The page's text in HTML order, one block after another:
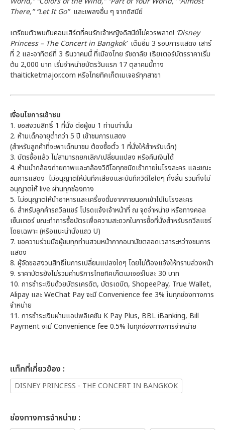
There,” “Let It Go” และเพลงอื่น ๆ จากดิสนีย์
เตรียมตัวพบกับคอนเสิร์ตที่คนรักเจ้าหญิงดิสนีย์ไม่ควรพลาด! ‘Disney
Princess – The Concert in Bangkok’ เต็มอิ่ม 3 รอบการแสดง เสาร์
ที่ 2 และอาทิตย์ที่ 3 ธันวาคมนี้ ที่เมืองไทย รัชดาลัย เธียเตอร์บัตรราคาเริ่ม
ต้น 2,000 บาท เริ่มจำหน่ายบัตรวันแรก 17 ตุลาคมนี้ทาง
thaiticketmajor.com หรือไทยทิคเก็ตเมเจอร์ทุกสาขา
เงื่อนไขการเข้าชม
1. ขอสงวนสิทธิ์ 1 ที่นั่ง ต่อผู้ชม 1 ท่านเท่านั้น
2. ห้ามเด็กอายุต่ำกว่า 5 ปี เข้าชมการแสดง
(สำหรับลูกค้าที่จะพาเด็กมาชม ต้องซื้อตั๋ว 1 ที่นั่งให้สำหรับเด็ก)
3. บัตรซื้อแล้ว ไม่สามารถยกเลิก/เปลี่ยนแปลง หรือคืนเงินได้
4. ห้ามนำกล้องถ่ายภาพและกล้องวิดีโอทุกชนิดเข้าภายในโรงละคร และขณะ
ชมการแสดง ไม่อนุญาตให้บันทึกเสียงและบันทึกวิดีโอใดๆ ทั้งสิ้น รวมทั้งไม่
อนุญาตให้ live ผ่านทุกช่องทาง
5. ไม่อนุญาตให้นำอาหารและเครื่องดื่มจากภายนอกเข้าไปในโรงละคร
6. สำหรับลูกค้ารถวีลแชร์ โปรดแจ้งเจ้าหน้าที่ ณ จุดจำหน่าย หรือทางคอล
เซ็นเตอร์ ขณะทำการซื้อบัตรเพื่อความสะดวกในการซื้อที่นั่งสำหรับรถวีลแชร์
โดยเฉพาะ (หรือแนะนำนั่งแถว U)
7. ขอความร่วมมือผู้ชมทุกท่านสวมหน้ากากอนามัยตลอดเวลาระหว่างชมการ
แสดง
8. ผู้จัดขอสงวนสิทธิ์ในการเปลี่ยนแปลงใดๆ โดยไม่ต้องแจ้งให้ทราบล่วงหน้า
9. ราคาบัตรยังไม่รวมค่าบริการไทยทิคเก็ตเมเจอร์ใบละ 30 บาท
10. การชำระเงินด้วยบัตรเครดิต, บัตรเดบิต, ShopeePay, True Wallet,
Alipay และ WeChat Pay จะมี Convenience fee 3% ในทุกช่องทางการ
จำหน่าย
11. การชำระเงินผ่านแอปพลิเคชัน K Pay Plus, BBL iBanking, Bill
Payment จะมี Convenience fee 0.5% ในทุกช่องทางการจำหน่าย
เเท็กที่เกี่ยวข้อง :
DISNEY PRINCESS - THE CONCERT IN BANGKOK
ช่องทางการจำหน่าย :